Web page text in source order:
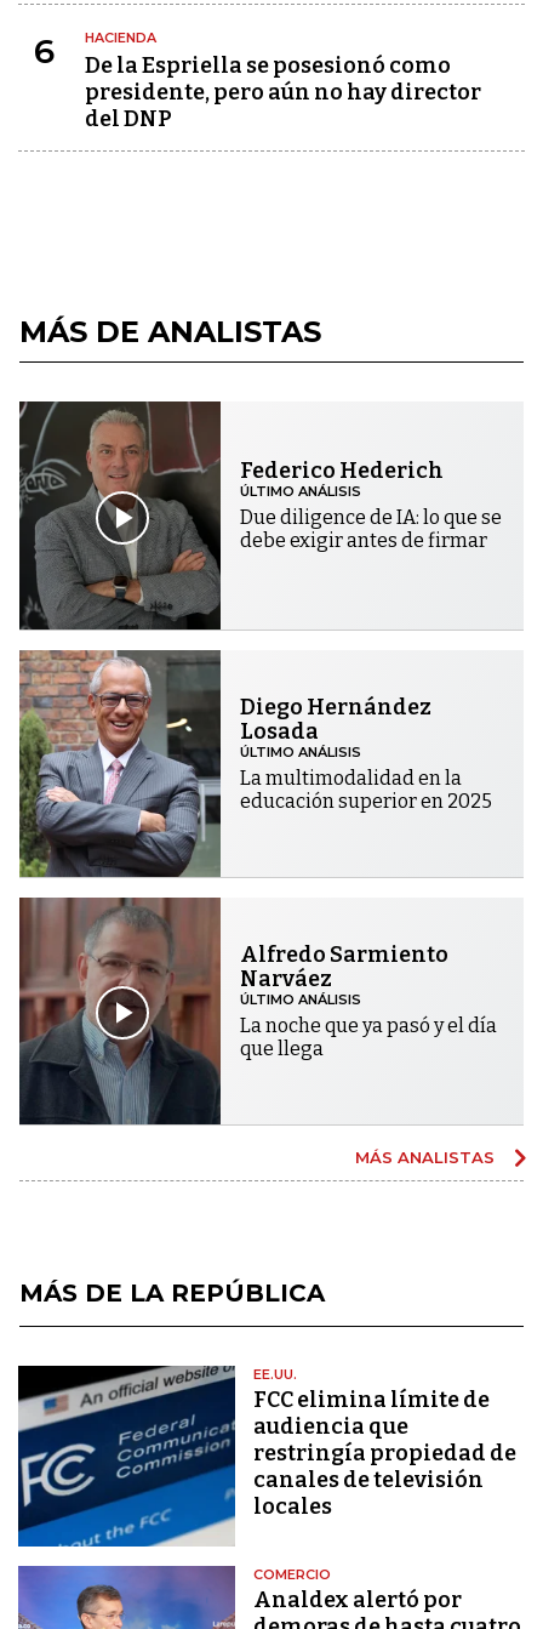
6 HACIENDA
De la Espriella se posesionó como
presidente, pero aún no hay director
del DNP
MÁS DE ANALISTAS
Federico Hederich
ÚLTIMO ANÁLISIS
Due diligence de IA: lo que se
debe exigir antes de firmar
Diego Hernández
Losada
ÚLTIMO ANÁLISIS
La multimodalidad en la
educación superior en 2025
Alfredo Sarmiento
Narváez
ÚLTIMO ANÁLISIS
La noche que ya pasó y el día
que llega
MÁS ANALISTAS
MÁS DE LA REPÚBLICA
EE.UU.
FCC elimina límite de
audiencia que
restringía propiedad de
canales de televisión
locales
COMERCIO
Analdex alertó por